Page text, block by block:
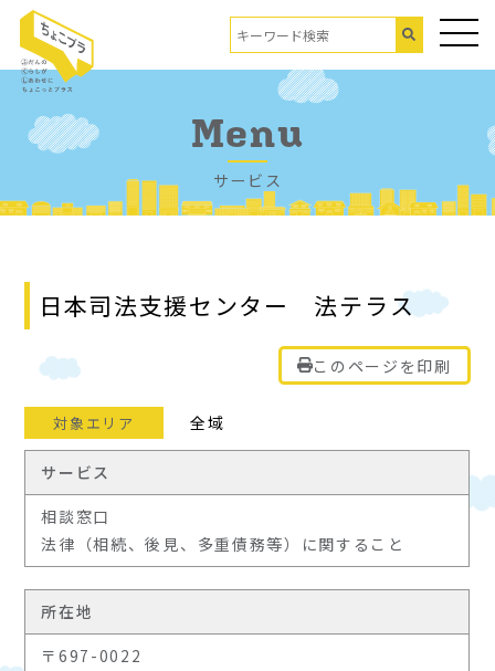
Menu
サービス
日本司法支援センター 法テラス
このページを印刷
対象エリア 全域
サービス
相談窓口
法律（相続、後見、多重債務等）に関すること
所在地
〒697-0022